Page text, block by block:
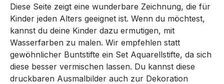
Diese Seite zeigt eine wunderbare Zeichnung, die für
Kinder jeden Alters geeignet ist. Wenn du möchtest,
kannst du deine Kinder dazu ermutigen, mit
Wasserfarben zu malen. Wir empfehlen statt
gewöhnlicher Buntstifte ein Set Aquarellstifte, da sich
diese besser vermischen lassen. Du kannst diese
druckbaren Ausmalbilder auch zur Dekoration